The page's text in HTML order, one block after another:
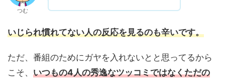
つむ
いじられ慣れてない人の反応を見るのも辛いです。
ただ、番組のためにガヤを入れないとと思ってるから
こそ、 いつもの4人の秀逸なツッコミではなくただの